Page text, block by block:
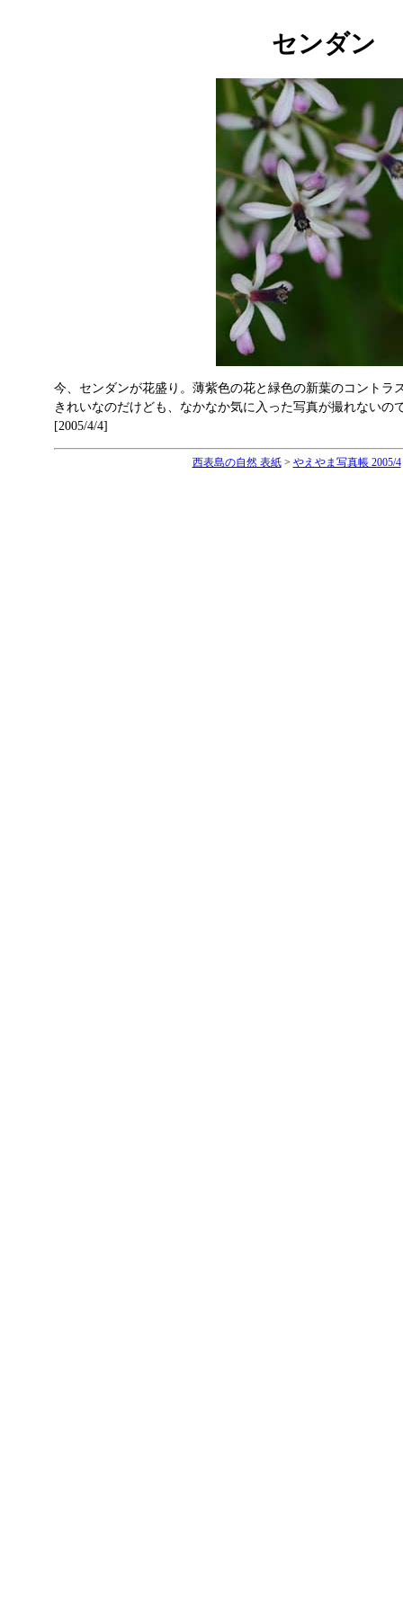
センダン
今、センダンが花盛り。薄紫色の花と緑色の新葉のコントラ
きれいなのだけども、なかなか気に入った写真が撮れないの
[2005/4/4]
西表島の自然 表紙> やえやま写真帳 2005/4